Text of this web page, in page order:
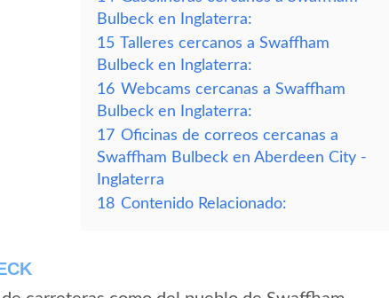
Bulbeck en Inglaterra:
15 Talleres cercanos a Swaffham
Bulbeck en Inglaterra:
16 Webcams cercanas a Swaffham
Bulbeck en Inglaterra:
17 Oficinas de correos cercanas a
Swaffham Bulbeck en Aberdeen City -
Inglaterra
18 Contenido Relacionado: